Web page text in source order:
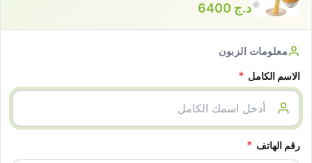
د.ج
معلومات الزبون
الاسم الكامل *
رقم الهاتف *